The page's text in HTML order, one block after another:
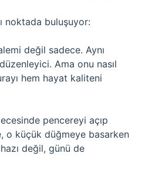
noktada buluşuyor:
değil sadece. Aynı
Ama onu nasıl
hem hayat kaliteni
pencereyi açıp
o küçük düğmeye basarken
değil, günü de